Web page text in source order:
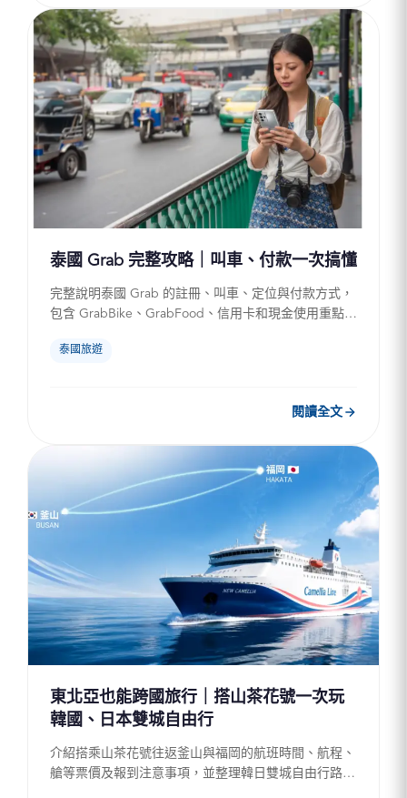
泰國 Grab 完整攻略｜叫車、付款一次搞懂
完整說明泰國 Grab 的註冊、叫車、定位與付款方式，
包含 GrabBike、GrabFood、信用卡和現金使用重點，
泰國旅遊
閱讀全文
東北亞也能跨國旅行｜搭山茶花號一次玩
韓國、日本雙城自由行
介紹搭乘山茶花號往返釜山與福岡的航班時間、航程、
艙等票價及報到注意事項，並整理韓日雙城自由行路線